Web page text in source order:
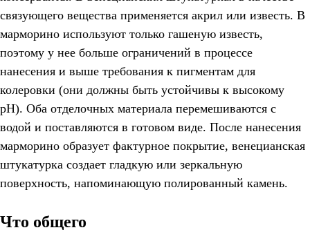
связующего вещества применяется акрил или известь. В
марморино используют только гашеную известь,
поэтому у нее больше ограничений в процессе
нанесения и выше требования к пигментам для
колеровки (они должны быть устойчивы к высокому
pH). Оба отделочных материала перемешиваются с
водой и поставляются в готовом виде. После нанесения
марморино образует фактурное покрытие, венецианская
штукатурка создает гладкую или зеркальную
поверхность, напоминающую полированный камень.
Что общего